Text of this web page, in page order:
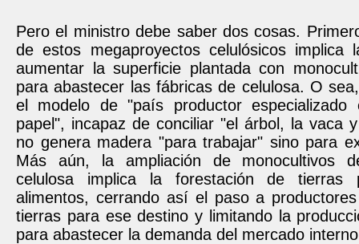
Pero el ministro debe saber dos cosas.
de estos megaproyectos celulósicos implica
aumentar la superficie plantada con
para abastecer las fábricas de celulosa. O
el modelo de "país productor
papel", incapaz de conciliar "el árbol, la vaca
no genera madera "para trabajar" sino para
Más aún, la ampliación de monocultivos
celulosa implica la forestación de tierras
alimentos, cerrando así el paso a
tierras para ese destino y limitando la
para abastecer la demanda del mercado